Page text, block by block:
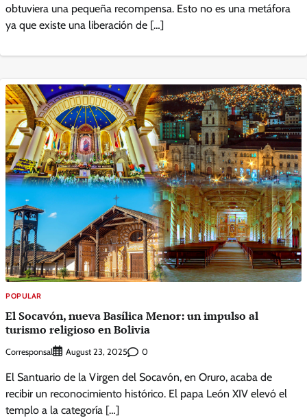
obtuviera una pequeña recompensa. Esto no es una metáfora
ya que existe una liberación de […]
POPULAR
El Socavón, nueva Basílica Menor: un impulso al
turismo religioso en Bolivia
Corresponsal August 23, 2025 0
El Santuario de la Virgen del Socavón, en Oruro, acaba de
recibir un reconocimiento histórico. El papa León XIV elevó el
templo a la categoría […]